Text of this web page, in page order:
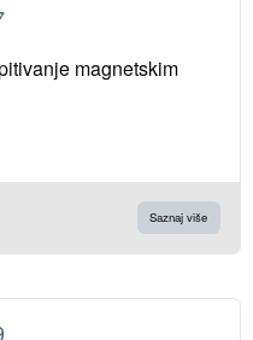
magnetskim
Saznaj više